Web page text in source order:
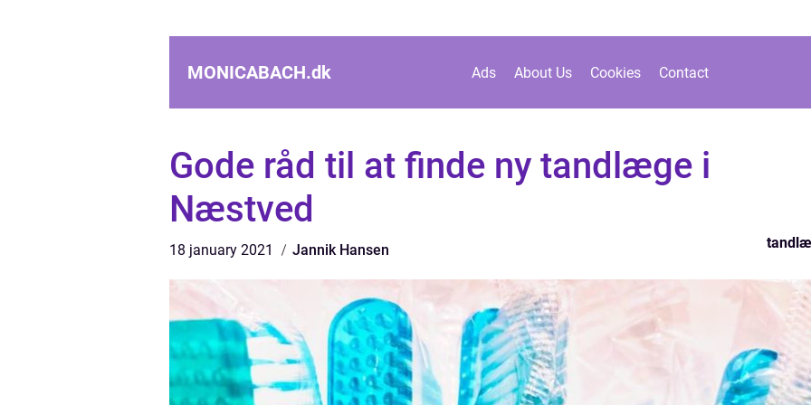
MONICABACH.dk Ads About Us Cookies Contact
Gode råd til at finde ny tandlæge i
Næstved
18 january 2021 Jannik Hansen